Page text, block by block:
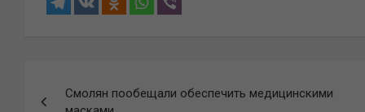
Смолян пообещали обеспечить медицинскими